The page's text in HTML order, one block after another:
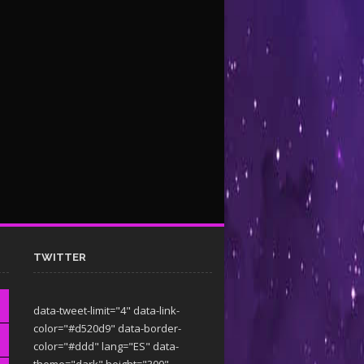
TWITTER
data-tweet-limit="4" data-link-
color="#d520d9" data-border-
color="#ddd" lang="ES" data-